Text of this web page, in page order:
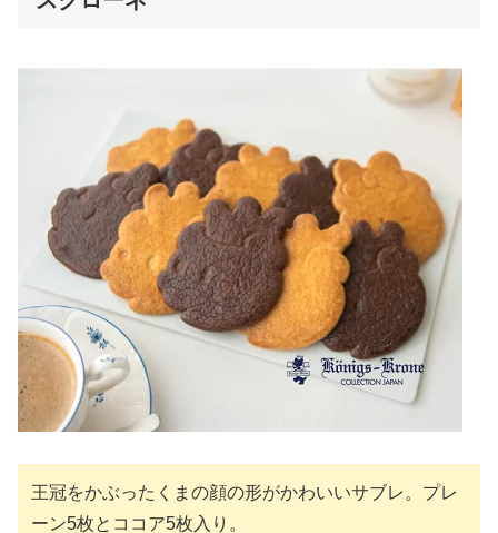
王冠をかぶったくまの顔の形がかわいいサブレ。プレ
ーン5枚とココア5枚入り。